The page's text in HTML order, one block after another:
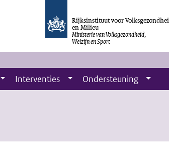
Rijksinstituut voor
en Milieu
Ministerie van Volksgezondheid,
Welzijn en Sport
Interventies Ondersteuning